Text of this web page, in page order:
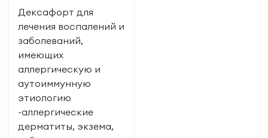
Дексафорт для
лечения воспалений и
заболеваний,
имеющих
аллергическую и
аутоиммунную
этиологию
-аллергические
дерматиты, экзема,